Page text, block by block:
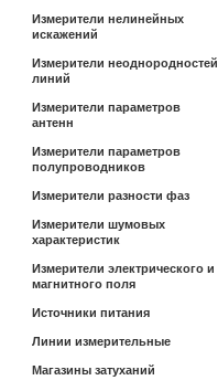
Измерители нелинейных
искажений
Измерители неоднородностей
линий
Измерители параметров
антенн
Измерители параметров
полупроводников
Измерители разности фаз
Измерители шумовых
характеристик
Измерители электрического и
магнитного поля
Источники питания
Линии измерительные
Магазины затуханий